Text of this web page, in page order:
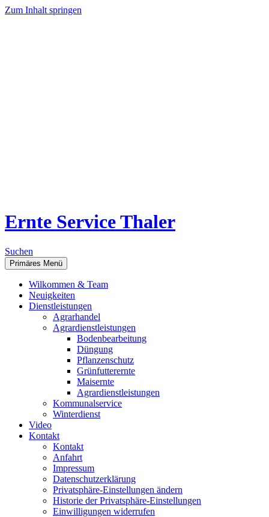
Zum Inhalt springen
Ernte Service Thaler
Suchen
Primäres Menü
Wilkommen & Team
Neuigkeiten
Dienstleistungen
Agrarhandel
Agrardienstleistungen
Bodenbearbeitung
Düngung
Pflanzenschutz
Grünfutterernte
Maisernte
Agrardienstleistungen
Kommunalservice
Winterdienst
Video
Kontakt
Kontakt
Anfahrt
Impressum
Datenschutzerklärung
Privatsphäre-Einstellungen ändern
Historie der Privatsphäre-Einstellungen
Einwilligungen widerrufen